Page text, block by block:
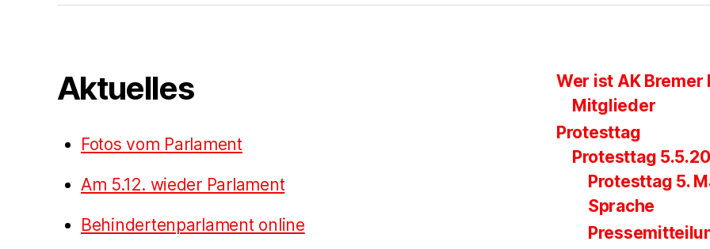
Aktuelles
Fotos vom Parlament
Am 5.12. wieder Parlament
Behindertenparlament online
Wer ist AK Bremer
Mitglieder
Protesttag
Protesttag
Protesttag 5.
Sprache